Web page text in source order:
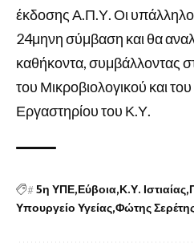
έκδοσης Α.Π.Υ. Οι
24μηνη σύμβαση και θα
καθήκοντα, συμβάλλοντας
του Μικροβιολογικού και
Εργαστηρίου του Κ.Υ.
#5η ΥΠΕ Εύβοια Κ.Υ. Ιστιαίας
Υπουργείο Υγείας Φώτης